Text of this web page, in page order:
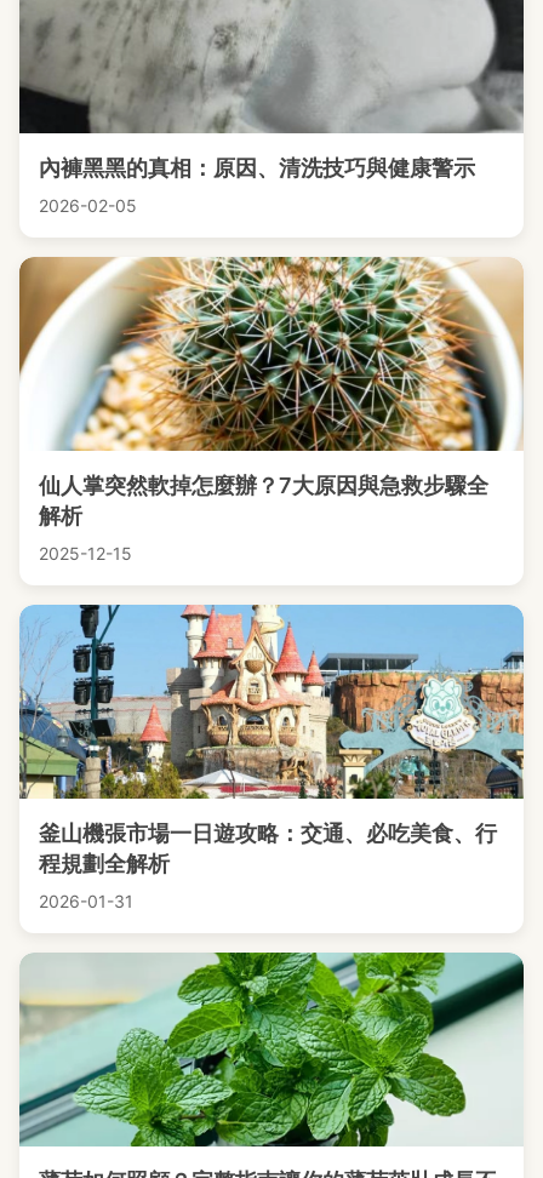
內褲黑黑的真相：原因、清洗技巧與健康警示
2026-02-05
仙人掌突然軟掉怎麼辦？7大原因與急救步驟全
解析
2025-12-15
釜山機張市場一日遊攻略：交通、必吃美食、行
程規劃全解析
2026-01-31